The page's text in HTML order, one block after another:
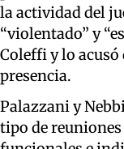
la actividad del
“violentado” y
Coleffi y lo acusó
presencia.
Palazzani y
tipo de